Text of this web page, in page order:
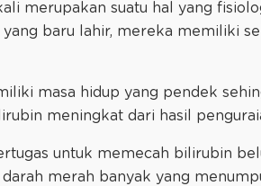
merupakan suatu hal yang
baru lahir, mereka memiliki
masa hidup yang pendek
meningkat dari hasil
untuk memecah bilirubin
merah banyak yang